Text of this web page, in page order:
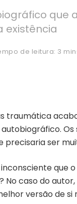
existência
de leitura: 3
traumática
ser
que
caso do
versão de si